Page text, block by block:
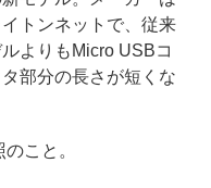
トンネットで、従来
よりもMicro USBコ
部分の長さが短くな
こと。